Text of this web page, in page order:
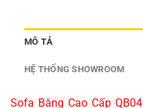
MÔ TẢ
HỆ THỐNG SHOWROOM
Sofa Băng Cao Cấp QB04